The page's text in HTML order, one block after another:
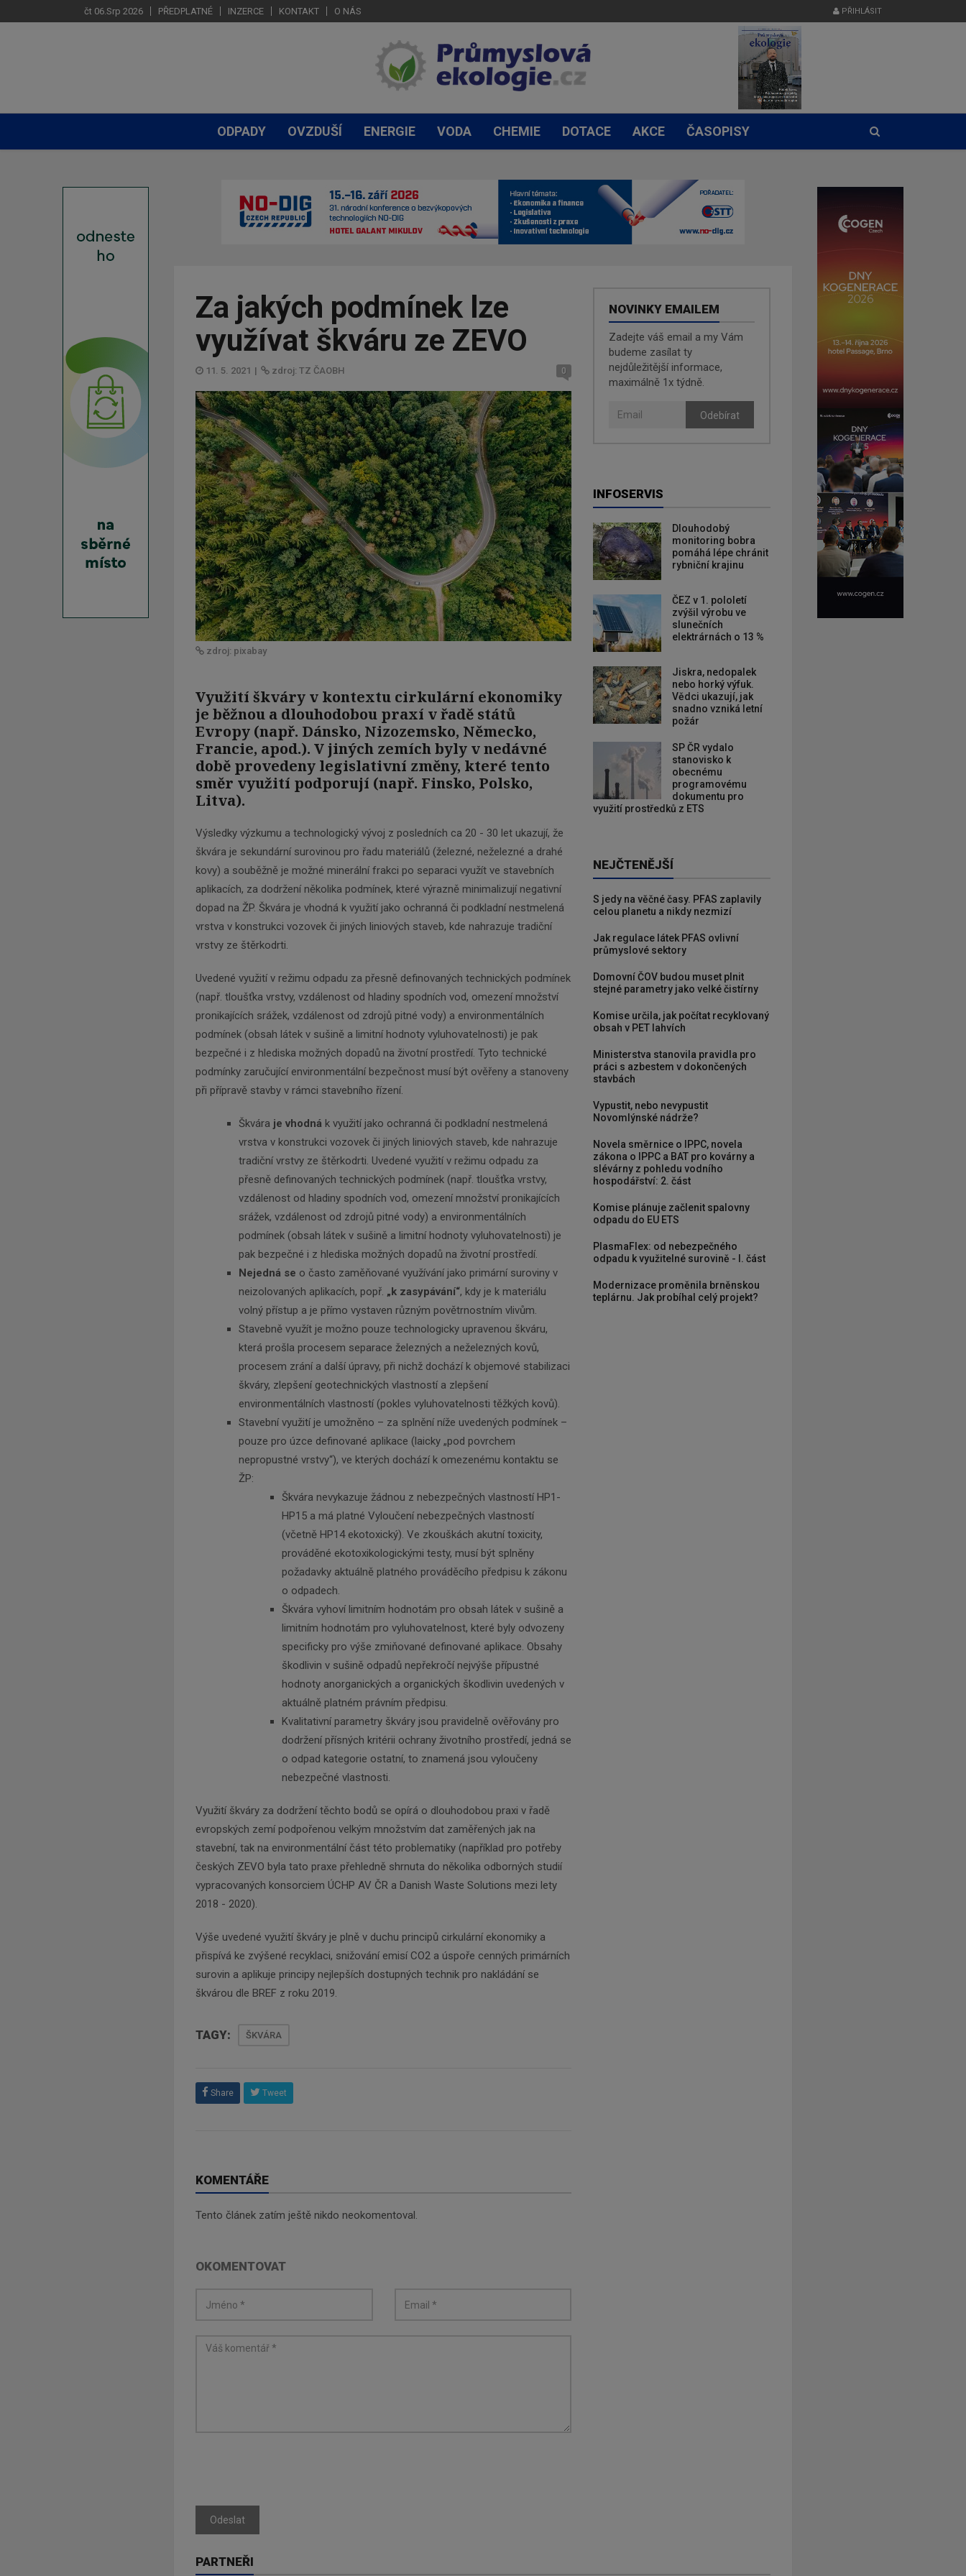
čt 06.Srp 2026 PŘEDPLATNÉ INZERCE KONTAKT O NÁS PŘIHLÁSIT
ODPADY OVZDUŠÍ ENERGIE VODA CHEMIE DOTACE AKCE ČASOPISY
Za jakých podmínek lze
využívat škváru ze ZEVO
11. 5. 2021 | zdroj: TZ ČAOBH 0
zdroj: pixabay
Využití škváry v kontextu cirkulární ekonomiky
je běžnou a dlouhodobou praxí v řadě států
Evropy (např. Dánsko, Nizozemsko, Německo,
Francie, apod.). V jiných zemích byly v nedávné
době provedeny legislativní změny, které tento
směr využití podporují (např. Finsko, Polsko,
Litva).
Výsledky výzkumu a technologický vývoj z posledních ca 20 - 30 let ukazují, že
škvára je sekundární surovinou pro řadu materiálů (železné, neželezné a drahé
kovy) a souběžně je možné minerální frakci po separaci využít ve stavebních
aplikacích, za dodržení několika podmínek, které výrazně minimalizují negativní
dopad na ŽP. Škvára je vhodná k využití jako ochranná či podkladní nestmelená
vrstva v konstrukci vozovek či jiných liniových staveb, kde nahrazuje tradiční
vrstvy ze štěrkodrti.
Uvedené využití v režimu odpadu za přesně definovaných technických podmínek
(např. tloušťka vrstvy, vzdálenost od hladiny spodních vod, omezení množství
pronikajících srážek, vzdálenost od zdrojů pitné vody) a environmentálních
podmínek (obsah látek v sušině a limitní hodnoty vyluhovatelnosti) je pak
bezpečné i z hlediska možných dopadů na životní prostředí. Tyto technické
podmínky zaručující environmentální bezpečnost musí být ověřeny a stanoveny
při přípravě stavby v rámci stavebního řízení.
Škvára je vhodná k využití jako ochranná či podkladní nestmelená
vrstva v konstrukci vozovek či jiných liniových staveb, kde nahrazuje
tradiční vrstvy ze štěrkodrti. Uvedené využití v režimu odpadu za
přesně definovaných technických podmínek (např. tloušťka vrstvy,
vzdálenost od hladiny spodních vod, omezení množství pronikajících
srážek, vzdálenost od zdrojů pitné vody) a environmentálních
podmínek (obsah látek v sušině a limitní hodnoty vyluhovatelnosti) je
pak bezpečné i z hlediska možných dopadů na životní prostředí.
Nejedná se o často zaměňované využívání jako primární suroviny v
neizolovaných aplikacích, popř. „k zasypávání“, kdy je k materiálu
volný přístup a je přímo vystaven různým povětrnostním vlivům.
Stavebně využít je možno pouze technologicky upravenou škváru,
která prošla procesem separace železných a neželezných kovů,
procesem zrání a další úpravy, při nichž dochází k objemové stabilizaci
škváry, zlepšení geotechnických vlastností a zlepšení
environmentálních vlastností (pokles vyluhovatelnosti těžkých kovů).
Stavební využití je umožněno – za splnění níže uvedených podmínek –
pouze pro úzce definované aplikace (laicky „pod povrchem
nepropustné vrstvy“), ve kterých dochází k omezenému kontaktu se
ŽP:
Škvára nevykazuje žádnou z nebezpečných vlastností HP1-
HP15 a má platné Vyloučení nebezpečných vlastností
(včetně HP14 ekotoxický). Ve zkouškách akutní toxicity,
prováděné ekotoxikologickými testy, musí být splněny
požadavky aktuálně platného prováděcího předpisu k zákonu
o odpadech.
Škvára vyhoví limitním hodnotám pro obsah látek v sušině a
limitním hodnotám pro vyluhovatelnost, které byly odvozeny
specificky pro výše zmiňované definované aplikace. Obsahy
škodlivin v sušině odpadů nepřekročí nejvýše přípustné
hodnoty anorganických a organických škodlivin uvedených v
aktuálně platném právním předpisu.
Kvalitativní parametry škváry jsou pravidelně ověřovány pro
dodržení přísných kritérii ochrany životního prostředí, jedná se
o odpad kategorie ostatní, to znamená jsou vyloučeny
nebezpečné vlastnosti.
Využití škváry za dodržení těchto bodů se opírá o dlouhodobou praxi v řadě
evropských zemí podpořenou velkým množstvím dat zaměřených jak na
stavební, tak na environmentální část této problematiky (například pro potřeby
českých ZEVO byla tato praxe přehledně shrnuta do několika odborných studií
vypracovaných konsorciem ÚCHP AV ČR a Danish Waste Solutions mezi lety
2018 - 2020).
Výše uvedené využití škváry je plně v duchu principů cirkulární ekonomiky a
přispívá ke zvýšené recyklaci, snižování emisí CO2 a úspoře cenných primárních
surovin a aplikuje principy nejlepších dostupných technik pro nakládání se
škvárou dle BREF z roku 2019.
TAGY: ŠKVÁRA
Share Tweet
KOMENTÁŘE
Tento článek zatím ještě nikdo neokomentoval.
OKOMENTOVAT
Odeslat
NOVINKY EMAILEM
Zadejte váš email a my Vám
budeme zasílat ty
nejdůležitější informace,
maximálně 1x týdně.
Odebírat
INFOSERVIS
Dlouhodobý
monitoring bobra
pomáhá lépe chránit
rybniční krajinu
ČEZ v 1. pololetí
zvýšil výrobu ve
slunečních
elektrárnách o 13 %
Jiskra, nedopalek
nebo horký výfuk.
Vědci ukazují, jak
snadno vzniká letní
požár
SP ČR vydalo
stanovisko k
obecnému
programovému
dokumentu pro
využití prostředků z ETS
NEJČTENĚJŠÍ
S jedy na věčné časy. PFAS zaplavily
celou planetu a nikdy nezmizí
Jak regulace látek PFAS ovlivní
průmyslové sektory
Domovní ČOV budou muset plnit
stejné parametry jako velké čistírny
Komise určila, jak počítat recyklovaný
obsah v PET lahvích
Ministerstva stanovila pravidla pro
práci s azbestem v dokončených
stavbách
Vypustit, nebo nevypustit
Novomlýnské nádrže?
Novela směrnice o IPPC, novela
zákona o IPPC a BAT pro kovárny a
slévárny z pohledu vodního
hospodářství: 2. část
Komise plánuje začlenit spalovny
odpadu do EU ETS
PlasmaFlex: od nebezpečného
odpadu k využitelné surovině - I. část
Modernizace proměnila brněnskou
teplárnu. Jak probíhal celý projekt?
PARTNEŘI
Newsletter
Zadejte váš email a my Vám budeme zasílat ty
nejdůležitější informace, maximálně 1x týdně.
Odebírat